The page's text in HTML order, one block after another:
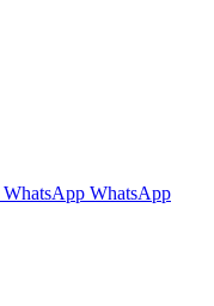
WhatsApp WhatsApp